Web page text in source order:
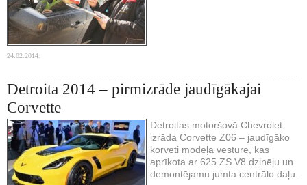
24.02.2014.
Detroita 2014 – pirmizrāde jaudīgākajai
Corvette
Detroitas motoršovā Chevrolet
izrāda Corvette Z06 – jaudīgāko
korveti modeļa vēsturē, kas
aprīkota ar 625 ZS V8 dzinēju un
demontējamu jumta centrālo daļu.